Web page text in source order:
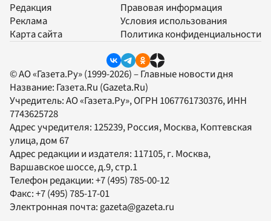
Редакция
Реклама
Карта сайта
Правовая информация
Условия использования
Политика конфиденциальности
© АО «Газета.Ру» (1999-2026) – Главные новости дня
Название: Газета.Ru (Gazeta.Ru)
Учредитель:АО «Газета.Ру», ОГРН 1067761730376, ИНН
7743625728
Адрес учредителя: 125239, Россия, Москва, Коптевская
улица, дом 67
Адрес редакции и издателя: 117105, г. Москва,
Варшавское шоссе, д.9, стр.1
Телефон редакции:+7 (495) 785-00-12
Факс:+7 (495) 785-17-01
Электронная почта:gazeta@gazeta.ru